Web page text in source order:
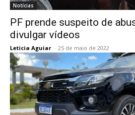
Notícias
PF prende suspeito de
divulgar vídeos
Leticia Aguiar - 25 de maio de 2022